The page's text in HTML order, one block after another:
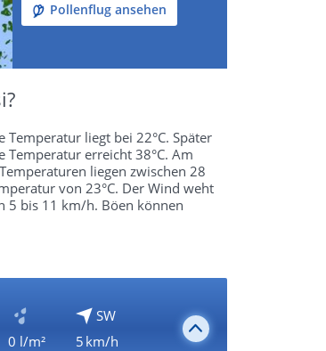
Pollenflug ansehen
liegt bei 22°C. Später
erreicht 38°C. Am
liegen zwischen 28
von 23°C. Der Wind weht
5 bis 11 km/h. Böen können
0 l/m²
SW
5 km/h